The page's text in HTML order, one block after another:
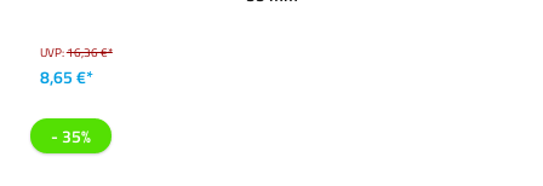
UVP:16,36 €*
8,65 €*
- 35%